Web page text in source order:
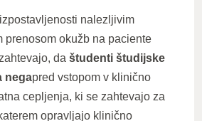
nalezljivim
prenosom okužb na paciente
daštudenti študijske
negapred vstopom v klinično
cepljenja, ki se zahtevajo za
opravljajo klinično